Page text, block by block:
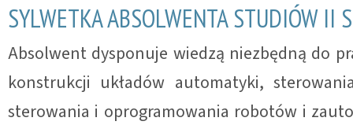
SYLWETKA ABSOLWENTA STUDIÓW II
Absolwent dysponuje wiedzą niezbędną do
konstrukcji układów automatyki,
sterowania i oprogramowania robotów i